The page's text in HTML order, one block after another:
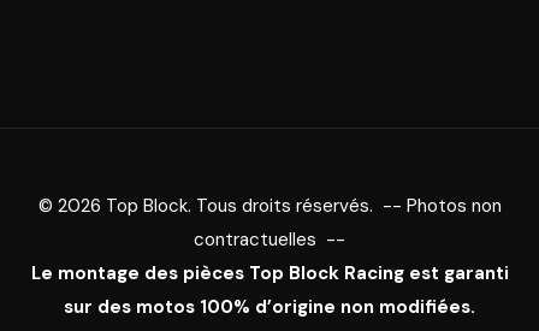
© 2026 Top Block. Tous droits réservés. -- Photos non
contractuelles --
Le montage des pièces Top Block Racing est garanti
sur des motos 100% d’origine non modifiées.